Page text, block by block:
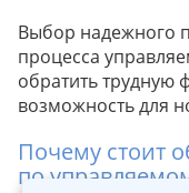
Выбор надежного
процесса
обратить трудную
возможность для
Почему стоит
по